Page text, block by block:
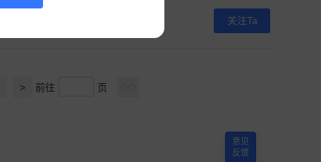
关注Ta
> 前往 页
意见
反馈